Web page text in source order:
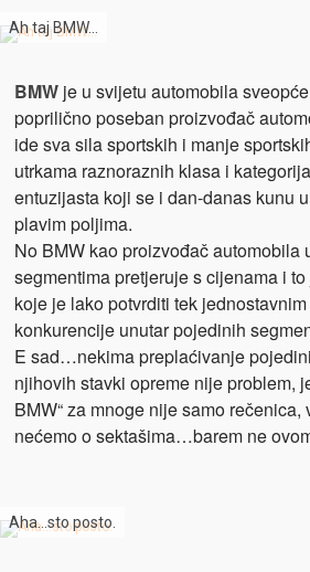
Ah taj BMW…
BMWje u svijetu automobila
poprilično poseban proizvođač
ide sva sila sportskih i manje
utrkama raznoraznih klasa i
entuzijasta koji se i dan-danas kunu
plavim poljima.
No BMW kao proizvođač automobila
segmentima pretjeruje s cijenama i
koje je lako potvrditi tek
konkurencije unutar pojedinih
E sad…nekima preplaćivanje
njihovih stavki opreme nije
BMW“ za mnoge nije samo
nećemo o sektašima…barem ne
Aha…sto posto.